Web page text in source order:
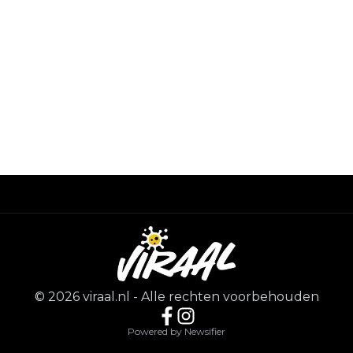
© 2026 viraal.nl - Alle rechten voorbehouden
Powered by Newsifier